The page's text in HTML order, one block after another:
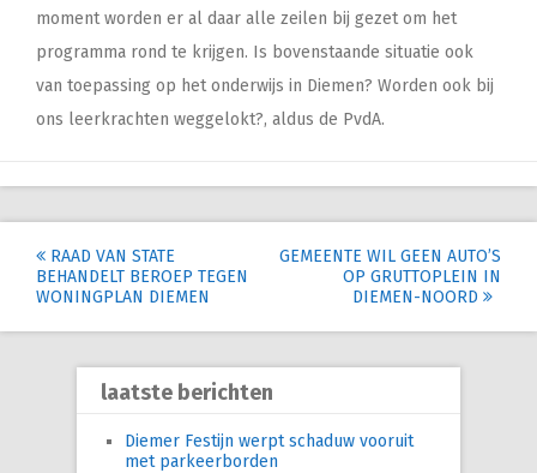
moment worden er al daar alle zeilen bij gezet om het
programma rond te krijgen. Is bovenstaande situatie ook
van toepassing op het onderwijs in Diemen? Worden ook bij
ons leerkrachten weggelokt?, aldus de PvdA.
Post
navigation
RAAD VAN STATE
BEHANDELT BEROEP TEGEN
WONINGPLAN DIEMEN
GEMEENTE WIL GEEN AUTO’S
OP GRUTTOPLEIN IN
DIEMEN-NOORD
laatste berichten
Diemer Festijn werpt schaduw vooruit
met parkeerborden